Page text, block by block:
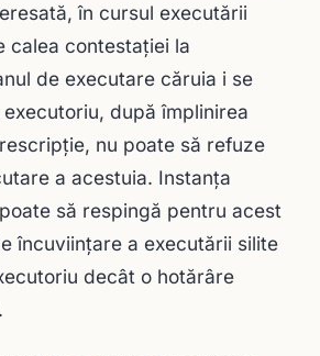
în cursul executării
calea contestaţiei la
de executare căruia i se
după împlinirea
nu poate să refuze
a acestuia. Instanţa
să respingă pentru acest
încuviințare a executării silite
decât o hotărâre